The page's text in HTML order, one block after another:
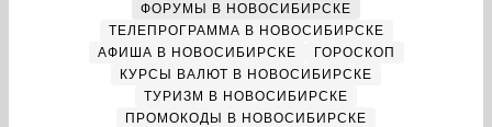
ФОРУМЫ В НОВОСИБИРСКЕ
ТЕЛЕПРОГРАММА В НОВОСИБИРСКЕ
АФИША В НОВОСИБИРСКЕ
ГОРОСКОП
КУРСЫ ВАЛЮТ В НОВОСИБИРСКЕ
ТУРИЗМ В НОВОСИБИРСКЕ
ПРОМОКОДЫ В НОВОСИБИРСКЕ